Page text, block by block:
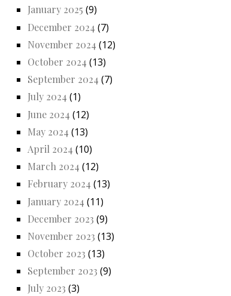
January 2025 (9)
December 2024 (7)
November 2024 (12)
October 2024 (13)
September 2024 (7)
July 2024 (1)
June 2024 (12)
May 2024 (13)
April 2024 (10)
March 2024 (12)
February 2024 (13)
January 2024 (11)
December 2023 (9)
November 2023 (13)
October 2023 (13)
September 2023 (9)
July 2023 (3)